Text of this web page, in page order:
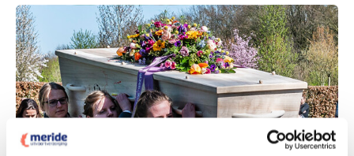
Bekijk tarieven voor begrafenis